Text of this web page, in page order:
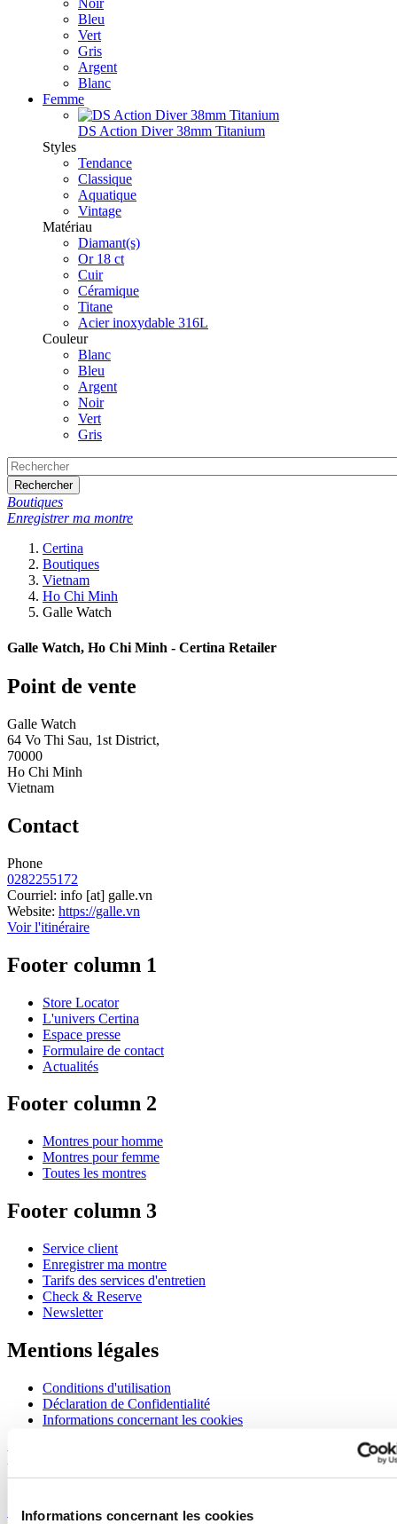
Informations concernant les cookies
Noir
Bleu
Vert
Gris
Argent
Blanc
Femme
DS Action Diver 38mm Titanium
Styles
Tendance
Classique
Aquatique
Vintage
Matériau
Diamant(s)
Or 18 ct
Cuir
Céramique
Titane
Acier inoxydable 316L
Couleur
Blanc
Bleu
Argent
Noir
Vert
Gris
Rechercher
Boutiques
Enregistrer ma montre
Certina
Boutiques
Vietnam
Ho Chi Minh
Galle Watch
Galle Watch, Ho Chi Minh - Certina Retailer
Point de vente
Galle Watch
64 Vo Thi Sau, 1st District,
70000
Ho Chi Minh
Vietnam
Contact
Phone
0282255172
Courriel: info [at] galle.vn
Website: https://galle.vn
Voir l'itinéraire
Footer column 1
Store Locator
L'univers Certina
Espace presse
Formulaire de contact
Actualités
Footer column 2
Montres pour homme
Montres pour femme
Toutes les montres
Footer column 3
Service client
Enregistrer ma montre
Tarifs des services d'entretien
Check & Reserve
Newsletter
Mentions légales
Conditions d'utilisation
Déclaration de Confidentialité
Informations concernant les cookies
Rejoignez le club CERTINA
S'inscrire